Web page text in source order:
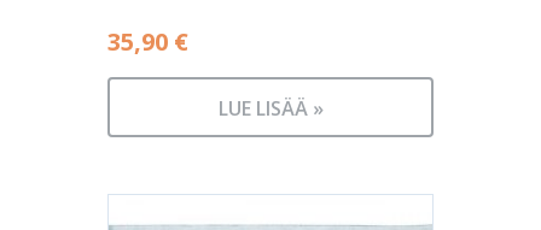
35,90 €
LUE LISÄÄ »